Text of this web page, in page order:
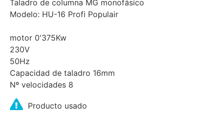
Taladro de columna MG monofásico
Modelo: HU-16 Profi Populair
motor 0'375Kw
230V
50Hz
Capacidad de taladro 16mm
Nº velocidades 8
Producto usado